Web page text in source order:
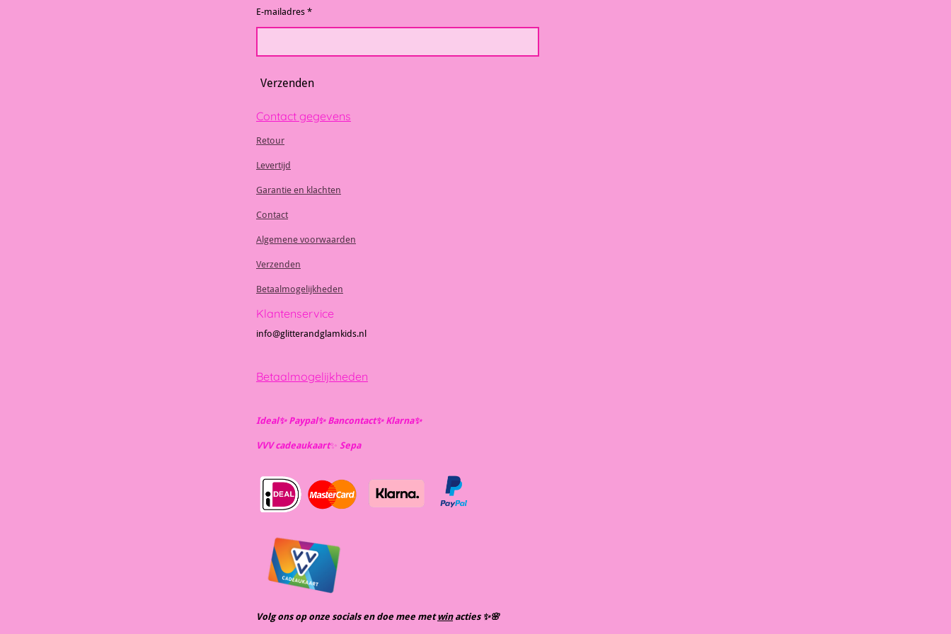
E-mailadres *
Verzenden
Contact gegevens
Retour
Levertijd
Garantie en klachten
Contact
Algemene voorwaarden
Verzenden
Betaalmogelijkheden
Klantenservice
info@glitterandglamkids.nl
Betaalmogelijkheden
Ideal✨️ Paypal✨️ Bancontact✨️ Klarna✨️
VVV cadeaukaart✨️ Sepa
Volg ons op onze socials en doe mee metwinacties ✨️🌸